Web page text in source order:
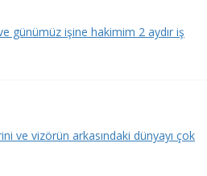
günümüz işine hakimim 2 aydır iş
ve vizörün arkasındaki dünyayı çok